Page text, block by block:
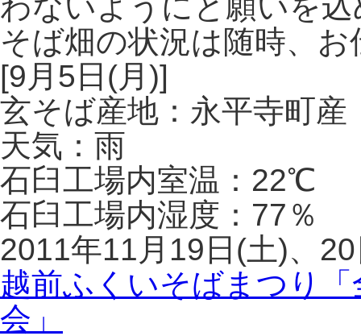
そば畑の状況は随時、
[9月5日(月)]
玄そば産地：永平寺町産
天気：雨
石臼工場内室温：22℃
石臼工場内湿度：77％
2011年11月19日(土)、
越前ふくいそばまつり
会」